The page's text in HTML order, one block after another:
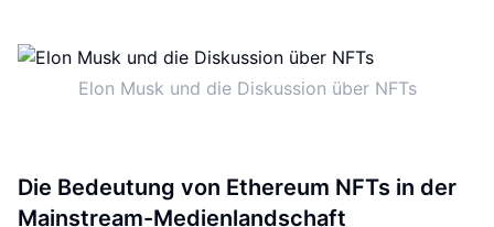
Elon Musk und die Diskussion über NFTs
Die Bedeutung von Ethereum NFTs in der
Mainstream-Medienlandschaft